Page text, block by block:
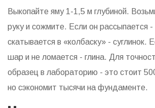
Выкопайте яму 1-1,5 м глубиной.
руку и сожмите. Если он рассыпается -
скатывается в «колбаску» - суглинок.
шар и не ломается - глина. Для
образец в лабораторию - это стоит
но сэкономит тысячи на фундаменте.